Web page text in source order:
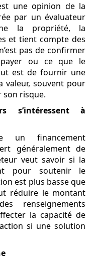
une opinion de la
par un évaluateur
la propriété, la
et tient compte des
pas de confirmer
payer ou ce que le
est de fournir une
valeur, souvent pour
son risque.
s’intéressent à
un financement
généralement de
veut savoir si la
pour soutenir le
est plus basse que
réduire le montant
renseignements
la capacité de
si une solution